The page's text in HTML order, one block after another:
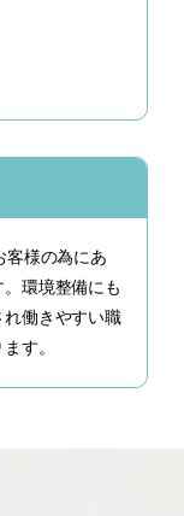
客様の為にあ
環境整備にも
働きやすい職
す。